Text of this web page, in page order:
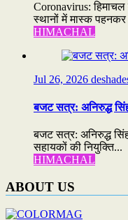
Coronavirus: हिमाचल
स्थानों में मास्क
HIMACHAL
Jul 26, 2026
बजट सत्र: अनिरुद्ध
बजट सत्र: अनिरुद्ध
सहायकों की नियुक्ति...
HIMACHAL
ABOUT US